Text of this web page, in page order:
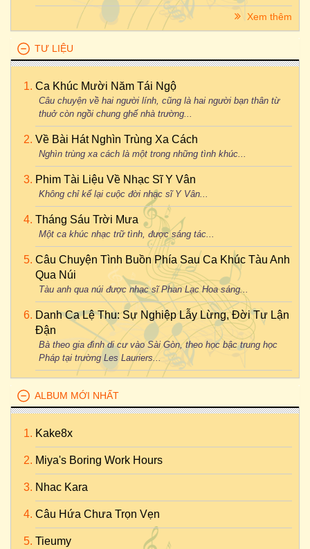
Xem thêm
TƯ LIỆU
Ca Khúc Mười Năm Tái Ngộ
Câu chuyện về hai người lính, cũng là hai người bạn thân từ
thuở còn ngồi chung ghế nhà trường...
Về Bài Hát Nghìn Trùng Xa Cách
Nghìn trùng xa cách là một trong những tình khúc...
Phim Tài Liệu Về Nhạc Sĩ Y Vân
Không chỉ kể lại cuộc đời nhạc sĩ Y Vân...
Tháng Sáu Trời Mưa
Một ca khúc nhạc trữ tình, được sáng tác...
Câu Chuyện Tình Buồn Phía Sau Ca Khúc Tàu Anh
Qua Núi
Tàu anh qua núi được nhạc sĩ Phan Lạc Hoa sáng...
Danh Ca Lệ Thu: Sự Nghiệp Lẫy Lừng, Đời Tư Lận
Đận
Bà theo gia đình di cư vào Sài Gòn, theo học bậc trung học
Pháp tại trường Les Lauriers...
ALBUM MỚI NHẤT
Kake8x
Miya's Boring Work Hours
Nhac Kara
Câu Hứa Chưa Trọn Vẹn
Tieumy